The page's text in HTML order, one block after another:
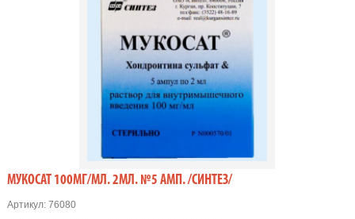
МУКОСАТ 100МГ/МЛ. 2МЛ. №5 АМП. /СИНТЕЗ/
Артикул:76080